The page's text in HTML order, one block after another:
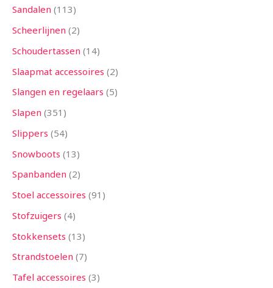
Sandalen 113
Scheerlijnen 2
Schoudertassen 14
Slaapmat accessoires 2
Slangen en regelaars 5
Slapen 351
Slippers 54
Snowboots 13
Spanbanden 2
Stoel accessoires 91
Stofzuigers 4
Stokkensets 13
Strandstoelen 7
Tafel accessoires 3